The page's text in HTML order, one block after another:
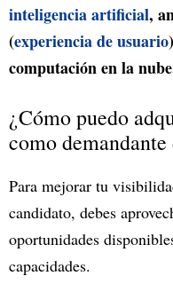
inteligencia artificial,
(experiencia de usuario
computación en la
¿Cómo puedo
como
Para mejorar tu
candidato, debes
oportunidades
capacidades.